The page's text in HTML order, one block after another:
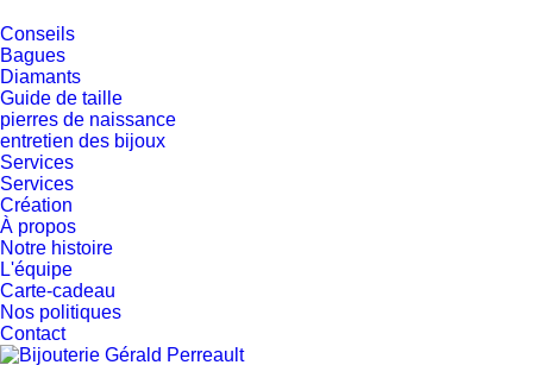
Conseils
Bagues
Diamants
Guide de taille
pierres de naissance
entretien des bijoux
Services
Services
Création
À propos
Notre histoire
L'équipe
Carte-cadeau
Nos politiques
Contact